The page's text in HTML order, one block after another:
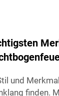
und
finden.